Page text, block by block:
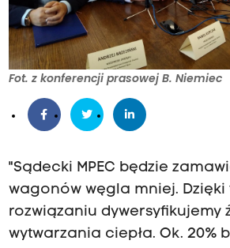
Fot. z konferencji prasowej B. Niemiec
"Sądecki MPEC będzie
wagonów węgla mniej. Dzięki
rozwiązaniu dywersyfikujemy
wytwarzania ciepła. Ok. 20%